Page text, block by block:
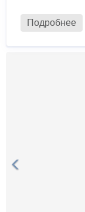
Подробнее